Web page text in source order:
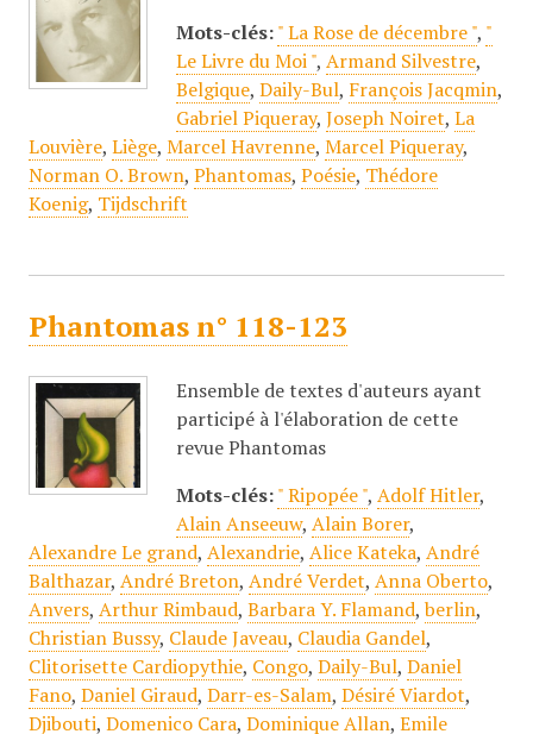
Mots-clés: " La Rose de décembre ", "
Le Livre du Moi ", Armand Silvestre,
Belgique, Daily-Bul, François Jacqmin,
Gabriel Piqueray, Joseph Noiret, La
Louvière, Liège, Marcel Havrenne, Marcel Piqueray,
Norman O. Brown, Phantomas, Poésie, Thédore
Koenig, Tijdschrift
Phantomas n° 118-123
Ensemble de textes d'auteurs ayant
participé à l'élaboration de cette
revue Phantomas
Mots-clés: " Ripopée ", Adolf Hitler,
Alain Anseeuw, Alain Borer,
Alexandre Le grand, Alexandrie, Alice Kateka, André
Balthazar, André Breton, André Verdet, Anna Oberto,
Anvers, Arthur Rimbaud, Barbara Y. Flamand,berlin,
Christian Bussy, Claude Javeau, Claudia Gandel,
Clitorisette Cardiopythie, Congo, Daily-Bul, Daniel
Fano, Daniel Giraud, Darr-es-Salam, Désiré Viardot,
Djibouti, Domenico Cara, Dominique Allan, Emile